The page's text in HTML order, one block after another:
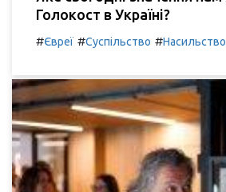
Голокост в Україні?
#Євреї #Суспільство #Насильство